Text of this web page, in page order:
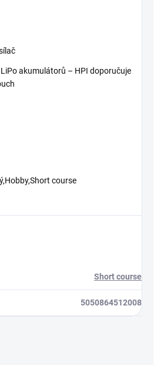
akumulátorů – HPI doporučuje
course
Short course
5050864512008